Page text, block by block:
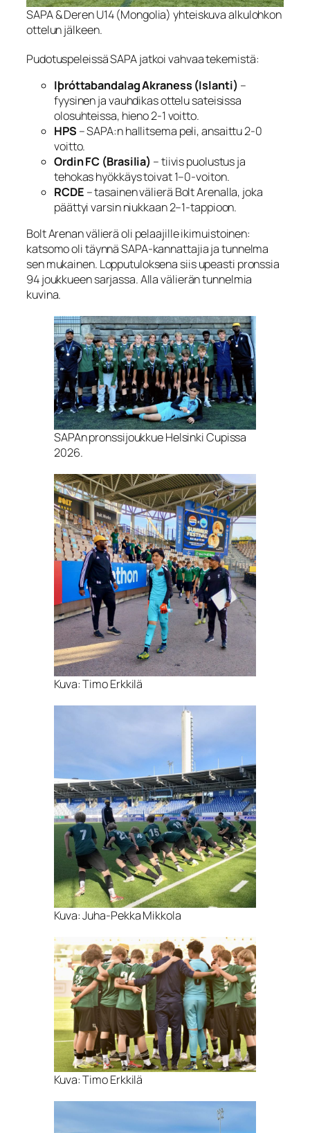
SAPA & Deren U14 (Mongolia) yhteiskuva alkulohkon
ottelun jälkeen.
Pudotuspeleissä SAPA jatkoi vahvaa tekemistä:
Iþróttabandalag Akraness (Islanti) –
fyysinen ja vauhdikas ottelu sateisissa
olosuhteissa, hieno 2-1 voitto.
HPS – SAPA:n hallitsema peli, ansaittu 2-0
voitto.
Ordin FC (Brasilia) – tiivis puolustus ja
tehokas hyökkäys toivat 1–0‑voiton.
RCDE – tasainen välierä Bolt Arenalla, joka
päättyi varsin niukkaan 2–1‑tappioon.
Bolt Arenan välierä oli pelaajille ikimuistoinen:
katsomo oli täynnä SAPA‑kannattajia ja tunnelma
sen mukainen. Lopputuloksena siis upeasti pronssia
94 joukkueen sarjassa. Alla välierän tunnelmia
kuvina.
SAPAn pronssijoukkue Helsinki Cupissa
2026.
Kuva: Timo Erkkilä
Kuva: Juha-Pekka Mikkola
Kuva: Timo Erkkilä